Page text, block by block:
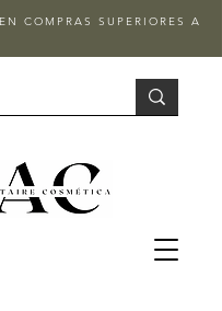
COMPRAS SUPERIORES A